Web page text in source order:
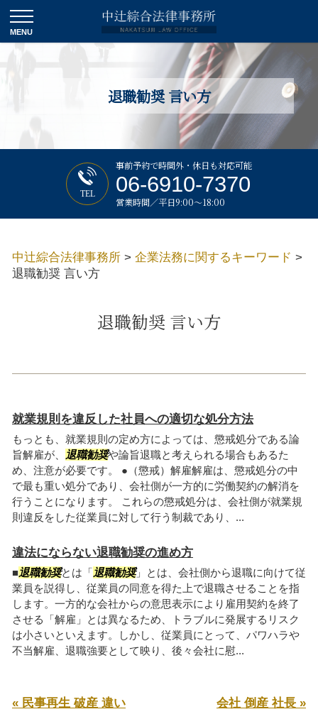
退職勧奨 言い方
TEL
事前予約で時間外・休日も対応可能
06-6910-7370
営業時間／平日9:00～18:00
中辻綜合法律事務所 > 企業法務に関するキーワード >
退職勧奨 言い方
退職勧奨 言い方
就業規則を違反した社員への適切な処分方法
もっとも、就業規則の定め方によっては、懲戒処分である論
旨解雇が、
退職勧奨や論旨退職と考えられる場合もあるた
め、注意が必要です。 ●（懲戒）解雇解雇は、懲戒処分の中
で最も重い処分であり、会社側が一方的に労働契約の解消を
行うことになります。 これらの懲戒処分は、会社側が就業規
則違反をした従業員に対して行う制裁であり、...
違法にならない退職勧奨の進め方
■退職勧奨とは「退職勧奨」とは、会社側から退職に向けて従
業員を説得し、従業員の同意を得た上で退職させることを指
します。一方的な会社からの意思表示により雇用契約を終了
させる「解雇」とは異なるため、トラブルに発展するリスク
は小さいといえます。しかし、従業員にとって、パワハラや
不当解雇、退職強要として映り、後々会社に慰...
« 民事再生 破産 違い 会社 倒産 社長 »